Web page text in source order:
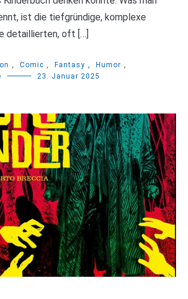
ist die tiefgründige, komplexe
detaillierten, oft […]
, Comic , Fantasy , Humor ,
23. Januar 2025